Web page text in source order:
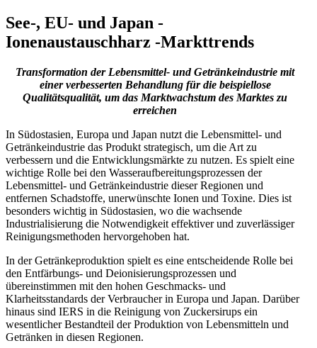
See-, EU- und Japan -
Ionenaustauschharz -Markttrends
Transformation der Lebensmittel- und Getränkeindustrie mit
einer verbesserten Behandlung für die beispiellose
Qualitätsqualität, um das Marktwachstum des Marktes zu
erreichen
In Südostasien, Europa und Japan nutzt die Lebensmittel- und
Getränkeindustrie das Produkt strategisch, um die Art zu
verbessern und die Entwicklungsmärkte zu nutzen. Es spielt eine
wichtige Rolle bei den Wasseraufbereitungsprozessen der
Lebensmittel- und Getränkeindustrie dieser Regionen und
entfernen Schadstoffe, unerwünschte Ionen und Toxine. Dies ist
besonders wichtig in Südostasien, wo die wachsende
Industrialisierung die Notwendigkeit effektiver und zuverlässiger
Reinigungsmethoden hervorgehoben hat.
In der Getränkeproduktion spielt es eine entscheidende Rolle bei
den Entfärbungs- und Deionisierungsprozessen und
übereinstimmen mit den hohen Geschmacks- und
Klarheitsstandards der Verbraucher in Europa und Japan. Darüber
hinaus sind IERS in die Reinigung von Zuckersirups ein
wesentlicher Bestandteil der Produktion von Lebensmitteln und
Getränken in diesen Regionen.